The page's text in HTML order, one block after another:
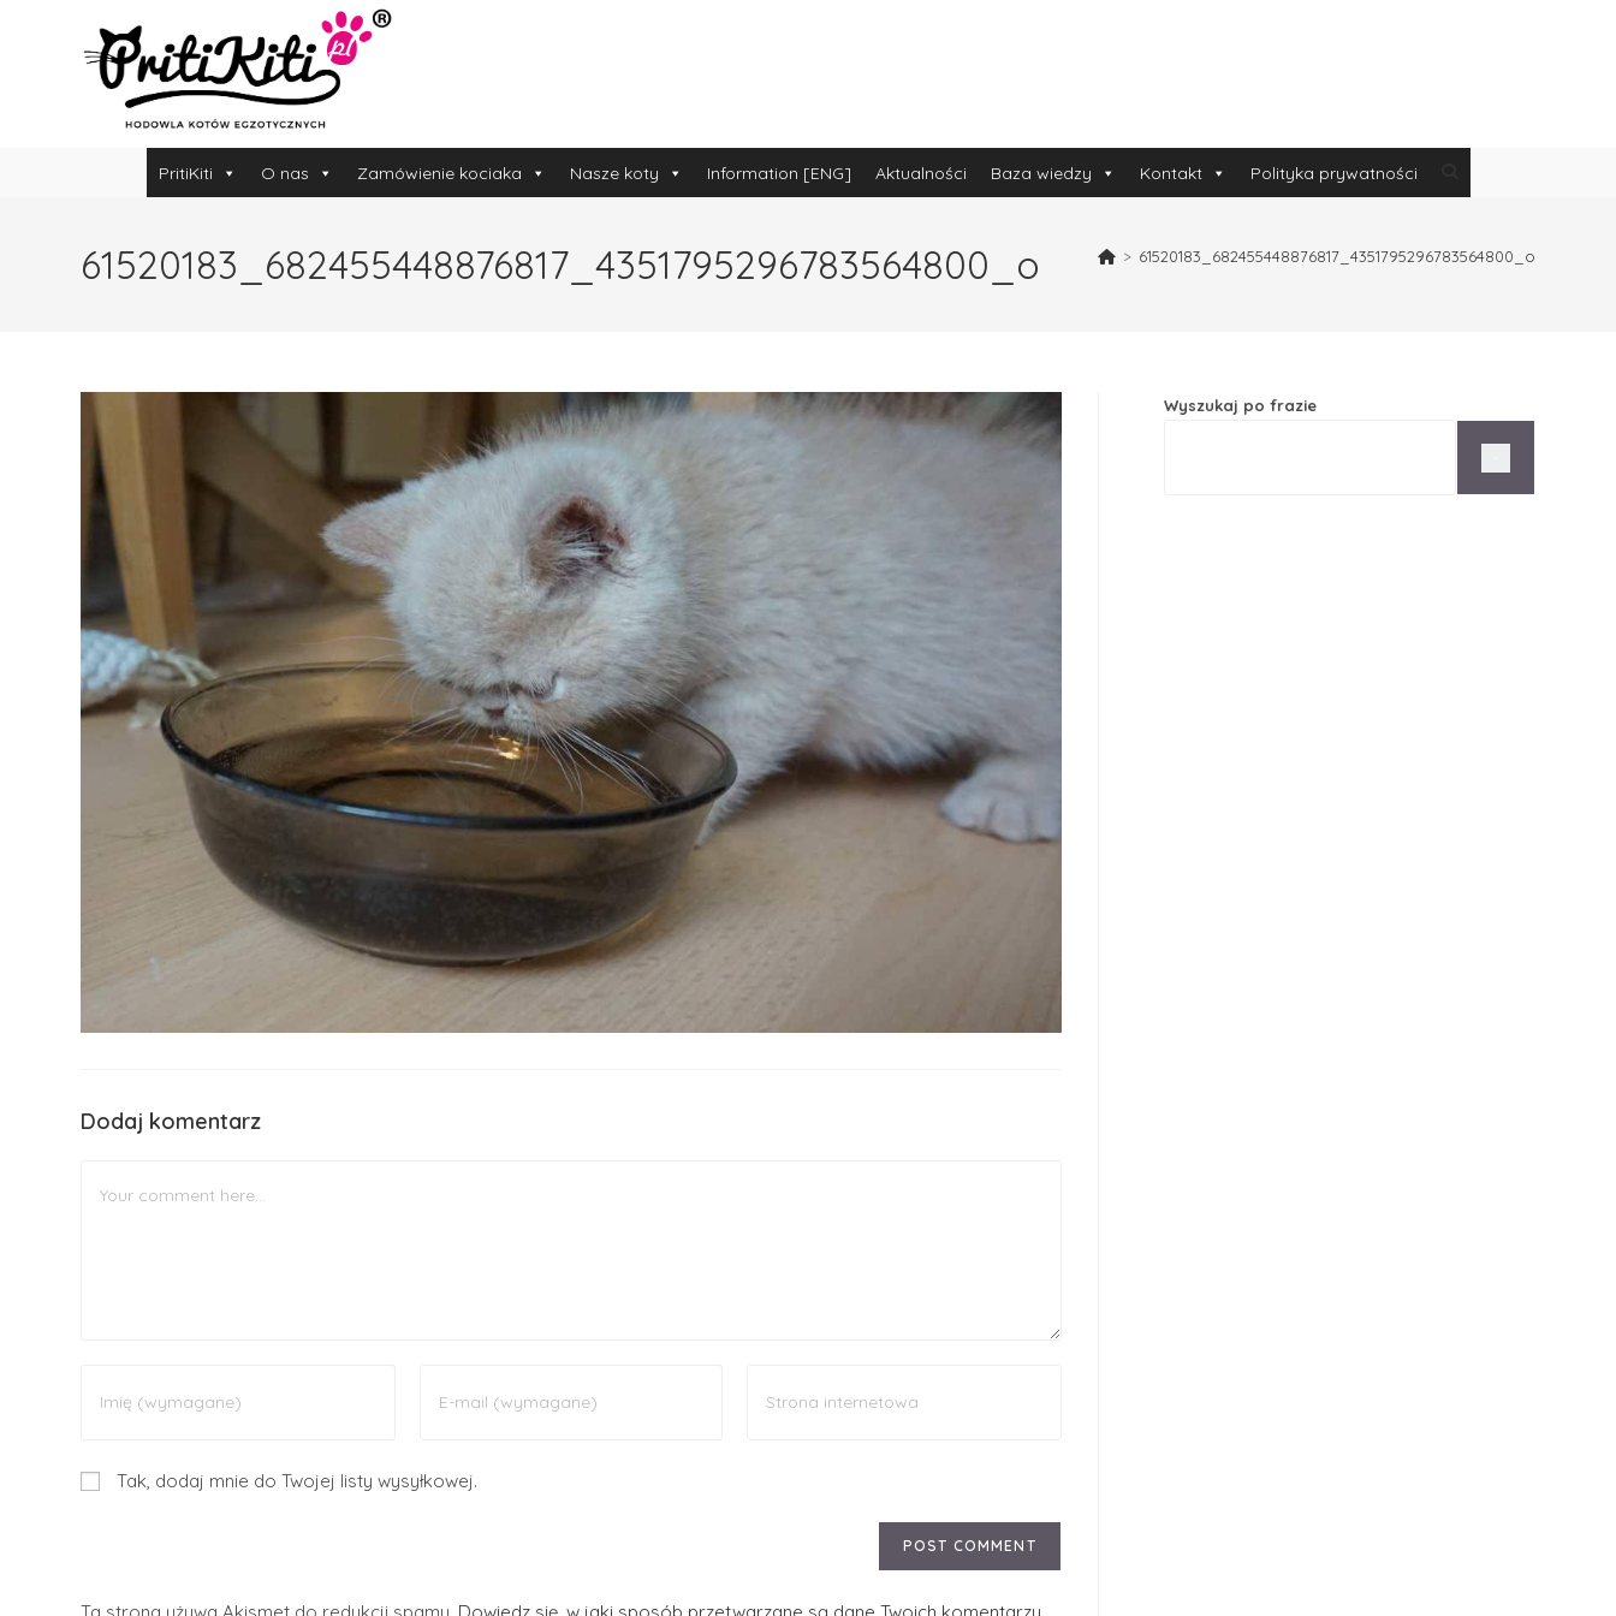
PritiKiti O nas Zamówienie kociaka Nasze koty Information [ENG] Aktualności Baza wiedzy Kontakt Polityka prywatności
61520183_682455448876817_4351795296783564800_o > 61520183_682455448876817_4351795296783564800_o
Dodaj komentarz
Tak, dodaj mnie do Twojej listy wysyłkowej.
Wyszukaj po frazie